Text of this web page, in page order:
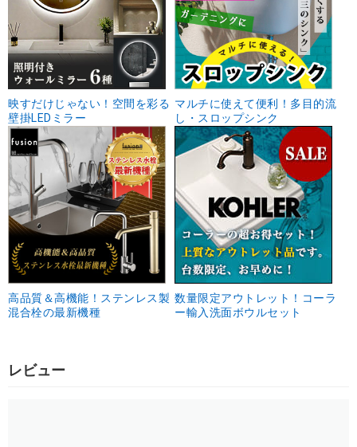
映すだけじゃない！空間を彩る
壁掛LEDミラー
マルチに使えて便利！多目的流
し・スロップシンク
高品質＆高機能！ステンレス製
混合栓の最新機種
数量限定アウトレット！コーラ
ー輸入洗面ボウルセット
レビュー